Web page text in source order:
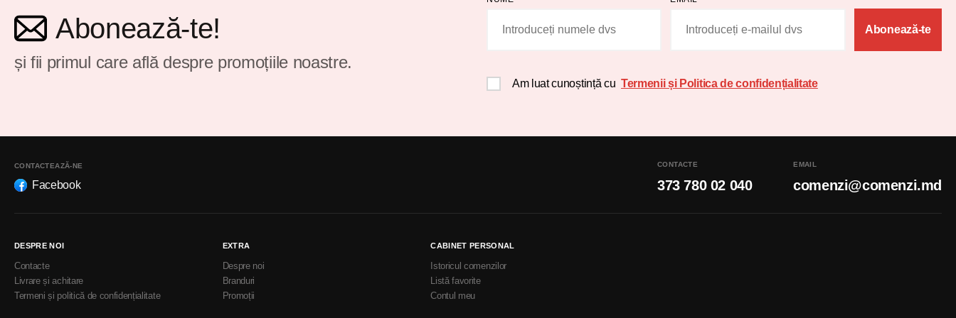
Abonează-te!
și fii primul care află despre promoțiile noastre.
Abonează-te
Am luat cunoștință cu Termenii și Politica de confidențialitate
CONTACTEAZĂ-NE
Facebook
CONTACTE
373 780 02 040
EMAIL
comenzi@comenzi.md
DESPRE NOI
Contacte
Livrare și achitare
Termeni și politică de confidențialitate
EXTRA
Despre noi
Branduri
Promoții
CABINET PERSONAL
Istoricul comenzilor
Listă favorite
Contul meu